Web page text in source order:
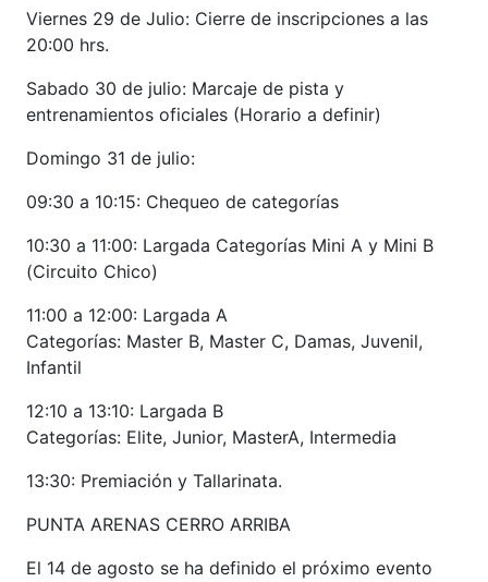
Viernes 29 de Julio: Cierre de inscripciones a las
20:00 hrs.
Sabado 30 de julio: Marcaje de pista y
entrenamientos oficiales (Horario a definir)
Domingo 31 de julio:
09:30 a 10:15: Chequeo de categorías
10:30 a 11:00: Largada Categorías Mini A y Mini B
(Circuito Chico)
11:00 a 12:00: Largada A
Categorías: Master B, Master C, Damas, Juvenil,
Infantil
12:10 a 13:10: Largada B
Categorías: Elite, Junior, MasterA, Intermedia
13:30: Premiación y Tallarinata.
PUNTA ARENAS CERRO ARRIBA
El 14 de agosto se ha definido el próximo evento